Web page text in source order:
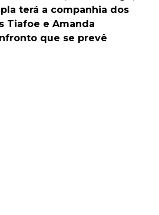
terá a companhia dos
Tiafoe e Amanda
que se prevê